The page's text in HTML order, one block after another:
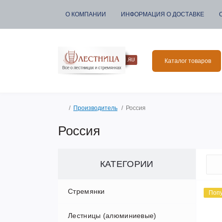
О КОМПАНИИ ИНФОРМАЦИЯ О ДОСТАВКЕ
Каталог товаров
Производитель Россия
Россия
КАТЕГОРИИ
Стремянки
Алюминиевые стремянки
Лестницы (алюминиевые)